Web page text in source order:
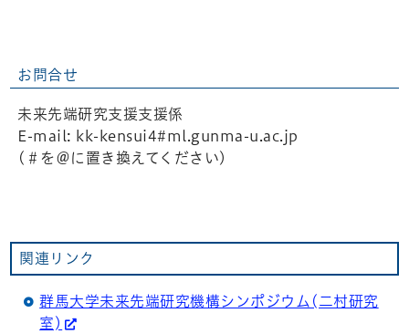
お問合せ
未来先端研究支援支援係
E-mail: kk-kensui4#ml.gunma-u.ac.jp
(＃を＠に置き換えてください)
関連リンク
群馬大学未来先端研究機構シンポジウム(二村研究
室)